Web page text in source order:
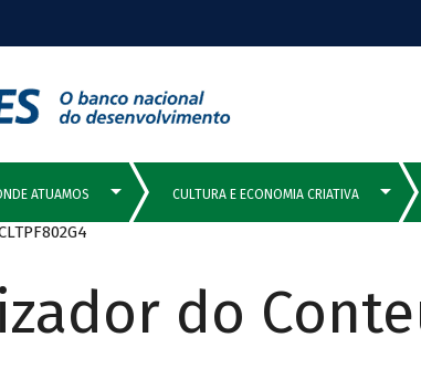
do